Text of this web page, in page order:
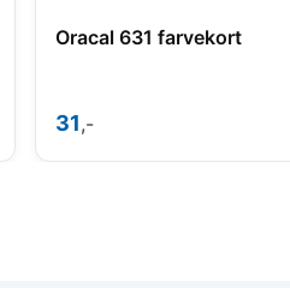
Oracal 631 farvekort
31,-